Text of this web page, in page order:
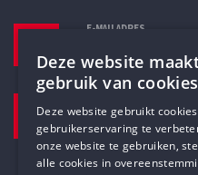
E-MAILADRES
Pottenbrug 4
Antwerpen, 2000
Deze website
gebruik van
Deze website gebruikt
gebruikerservaring te
onze website te gebruiken,
alle cookies in